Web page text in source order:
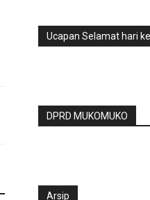
Ucapan Selamat hari
DPRD MUKOMUKO
Arsip